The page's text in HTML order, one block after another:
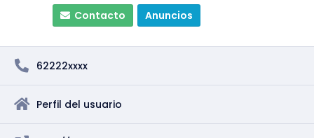
Contacto Anuncios
62222xxxx
Perfil del usuario